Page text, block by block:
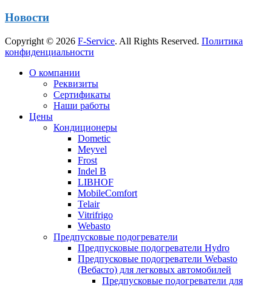
Новости
Copyright © 2026 F-Service. All Rights Reserved. Политика
конфиденциальности
вверх
О компании
Реквизиты
Сертификаты
Наши работы
Цены
Кондиционеры
Dometic
Meyvel
Frost
Indel B
LIBHOF
MobileComfort
Telair
Vitrifrigo
Webasto
Предпусковые подогреватели
Предпусковые подогреватели Hydro
Предпусковые подогреватели Webasto
(Вебасто) для легковых автомобилей
Предпусковые подогреватели для